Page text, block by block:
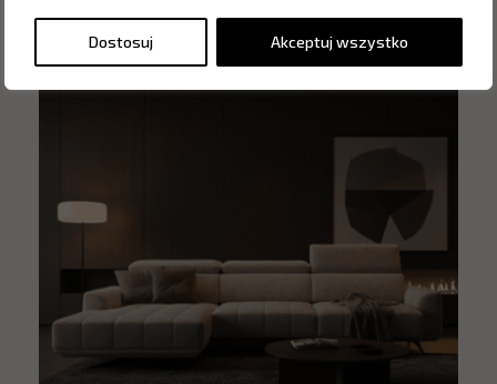
Dostosuj Akceptuj wszystko